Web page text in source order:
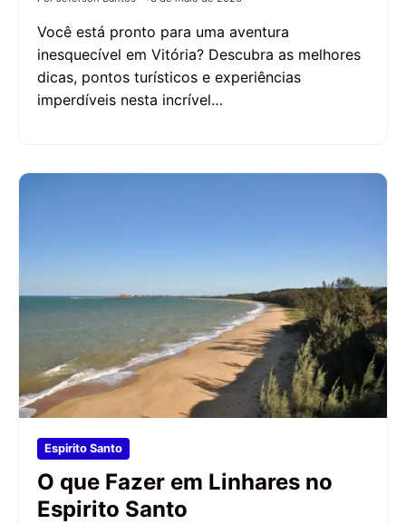
Você está pronto para uma aventura
inesquecível em Vitória? Descubra as melhores
dicas, pontos turísticos e experiências
imperdíveis nesta incrível…
Espirito Santo
O que Fazer em Linhares no
Espirito Santo